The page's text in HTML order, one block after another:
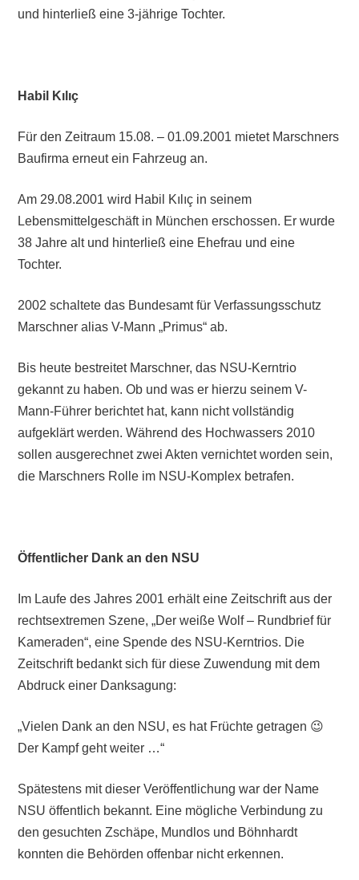
und hinterließ eine 3-jährige Tochter.
Habil Kılıç
Für den Zeitraum 15.08. – 01.09.2001 mietet Marschners
Baufirma erneut ein Fahrzeug an.
Am 29.08.2001 wird Habil Kılıç in seinem
Lebensmittelgeschäft in München erschossen. Er wurde
38 Jahre alt und hinterließ eine Ehefrau und eine
Tochter.
2002 schaltete das Bundesamt für Verfassungsschutz
Marschner alias V-Mann „Primus“ ab.
Bis heute bestreitet Marschner, das NSU-Kerntrio
gekannt zu haben. Ob und was er hierzu seinem V-
Mann-Führer berichtet hat, kann nicht vollständig
aufgeklärt werden. Während des Hochwassers 2010
sollen ausgerechnet zwei Akten vernichtet worden sein,
die Marschners Rolle im NSU-Komplex betrafen.
Öffentlicher Dank an den NSU
Im Laufe des Jahres 2001 erhält eine Zeitschrift aus der
rechtsextremen Szene, „Der weiße Wolf – Rundbrief für
Kameraden“, eine Spende des NSU-Kerntrios. Die
Zeitschrift bedankt sich für diese Zuwendung mit dem
Abdruck einer Danksagung:
„Vielen Dank an den NSU, es hat Früchte getragen 😉
Der Kampf geht weiter …“
Spätestens mit dieser Veröffentlichung war der Name
NSU öffentlich bekannt. Eine mögliche Verbindung zu
den gesuchten Zschäpe, Mundlos und Böhnhardt
konnten die Behörden offenbar nicht erkennen.